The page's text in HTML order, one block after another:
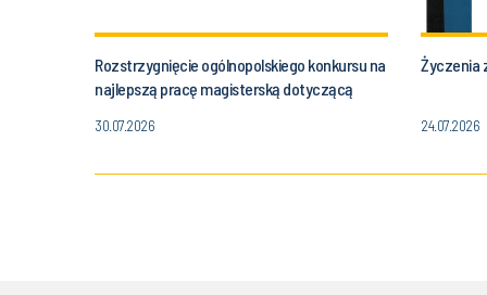
Rozstrzygnięcie ogólnopolskiego konkursu na
najlepszą pracę magisterską dotyczącą
symulacji procesów cieplno-przepływowych.
30.07.2026
Życzenia
24.07.2026